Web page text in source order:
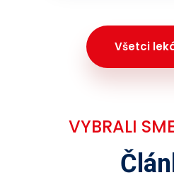
Všetci
VYBRALI